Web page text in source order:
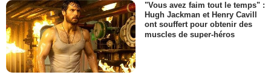
"Vous avez faim tout le temps" :
Hugh Jackman et Henry Cavill
ont souffert pour obtenir des
muscles de super-héros